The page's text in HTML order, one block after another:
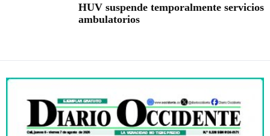
HUV suspende temporalmente servicios
ambulatorios